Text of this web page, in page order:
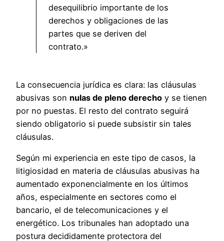
desequilibrio importante de los
derechos y obligaciones de las
partes que se deriven del
contrato.»
La consecuencia jurídica es clara: las cláusulas
abusivas son nulas de pleno derecho y se tienen
por no puestas. El resto del contrato seguirá
siendo obligatorio si puede subsistir sin tales
cláusulas.
Según mi experiencia en este tipo de casos, la
litigiosidad en materia de cláusulas abusivas ha
aumentado exponencialmente en los últimos
años, especialmente en sectores como el
bancario, el de telecomunicaciones y el
energético. Los tribunales han adoptado una
postura decididamente protectora del